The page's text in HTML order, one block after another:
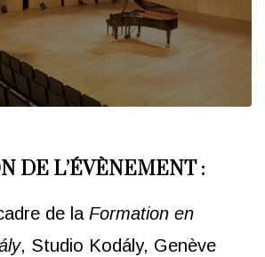
DE L’ÉVÈNEMENT :
de la Formation en
, Studio Kodály, Genève